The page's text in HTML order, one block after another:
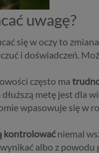
uwagę?
się w oczy to
i doświadczeń.
często ma
dłuższą metę jest
wpasowuje się w
kontrolowaćniemal
albo z